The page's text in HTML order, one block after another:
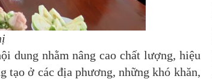
nhằm nâng cao chất lượng, hiệu
tạo ở các địa phương, những khó khăn,